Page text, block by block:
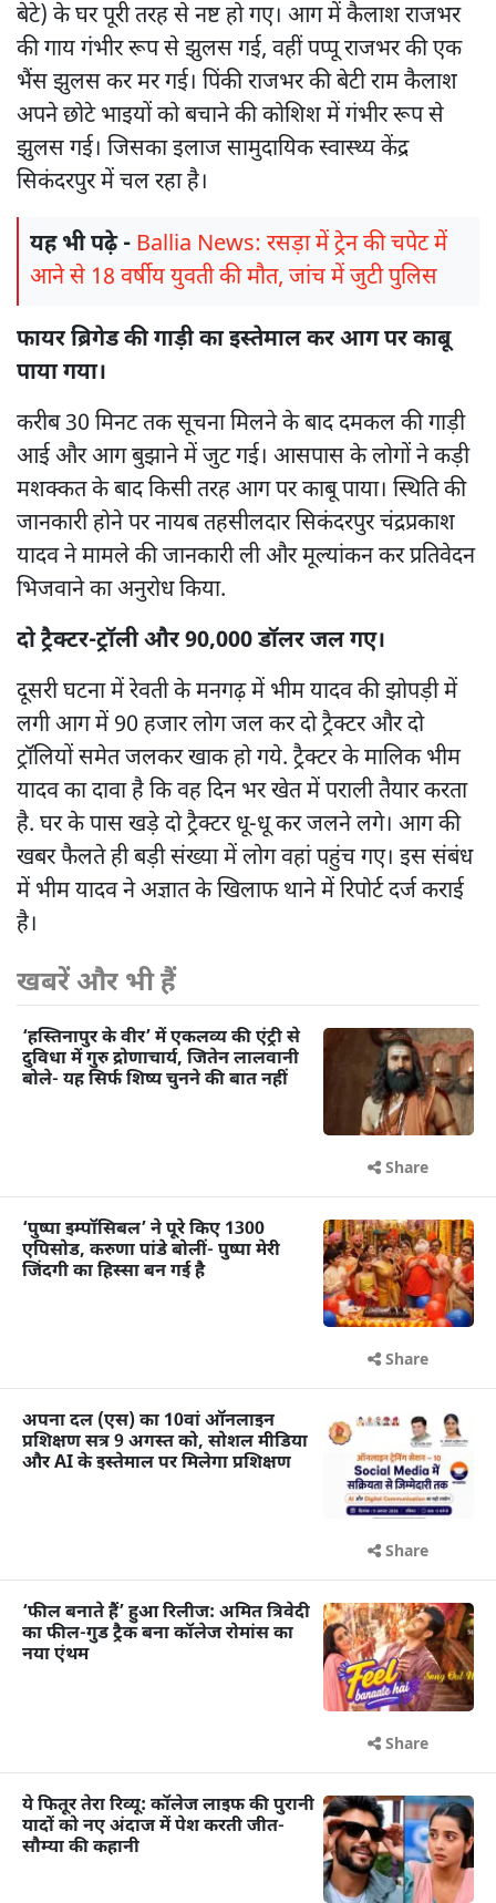
बेटे) के घर पूरी तरह से नष्ट हो गए। आग में कैलाश राजभर
की गाय गंभीर रूप से झुलस गई, वहीं पप्पू राजभर की एक
भैंस झुलस कर मर गई। पिंकी राजभर की बेटी राम कैलाश
अपने छोटे भाइयों को बचाने की कोशिश में गंभीर रूप से
झुलस गई। जिसका इलाज सामुदायिक स्वास्थ्य केंद्र
सिकंदरपुर में चल रहा है।
यह भी पढ़े - Ballia News: रसड़ा में ट्रेन की चपेट में
आने से 18 वर्षीय युवती की मौत, जांच में जुटी पुलिस
फायर ब्रिगेड की गाड़ी का इस्तेमाल कर आग पर काबू
पाया गया।
करीब 30 मिनट तक सूचना मिलने के बाद दमकल की गाड़ी
आई और आग बुझाने में जुट गई। आसपास के लोगों ने कड़ी
मशक्कत के बाद किसी तरह आग पर काबू पाया। स्थिति की
जानकारी होने पर नायब तहसीलदार सिकंदरपुर चंद्रप्रकाश
यादव ने मामले की जानकारी ली और मूल्यांकन कर प्रतिवेदन
भिजवाने का अनुरोध किया.
दो ट्रैक्टर-ट्रॉली और 90,000 डॉलर जल गए।
दूसरी घटना में रेवती के मनगढ़ में भीम यादव की झोपड़ी में
लगी आग में 90 हजार लोग जल कर दो ट्रैक्टर और दो
ट्रॉलियों समेत जलकर खाक हो गये. ट्रैक्टर के मालिक भीम
यादव का दावा है कि वह दिन भर खेत में पराली तैयार करता
है. घर के पास खड़े दो ट्रैक्टर धू-धू कर जलने लगे। आग की
खबर फैलते ही बड़ी संख्या में लोग वहां पहुंच गए। इस संबंध
में भीम यादव ने अज्ञात के खिलाफ थाने में रिपोर्ट दर्ज कराई
है।
खबरें और भी हैं
‘हस्तिनापुर के वीर’ में एकलव्य की एंट्री से
दुविधा में गुरु द्रोणाचार्य, जितेन लालवानी
बोले- यह सिर्फ शिष्य चुनने की बात नहीं
Share
‘पुष्पा इम्पॉसिबल’ ने पूरे किए 1300
एपिसोड, करुणा पांडे बोलीं- पुष्पा मेरी
जिंदगी का हिस्सा बन गई है
Share
अपना दल (एस) का 10वां ऑनलाइन
प्रशिक्षण सत्र 9 अगस्त को, सोशल मीडिया
और AI के इस्तेमाल पर मिलेगा प्रशिक्षण
Share
‘फील बनाते हैं’ हुआ रिलीज: अमित त्रिवेदी
का फील-गुड ट्रैक बना कॉलेज रोमांस का
नया एंथम
Share
ये फितूर तेरा रिव्यू: कॉलेज लाइफ की पुरानी
यादों को नए अंदाज में पेश करती जीत-
सौम्या की कहानी